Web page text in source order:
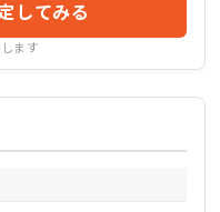
してみる
ます